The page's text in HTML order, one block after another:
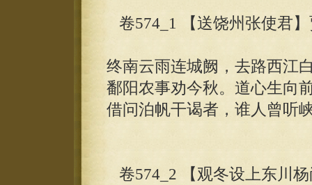
卷574_1 【送饶州张使君
终南云雨连城阙，去路西江
鄱阳农事劝今秋。道心生向
借问泊帆干谒者，谁人曾听
卷574_2 【观冬设上东川